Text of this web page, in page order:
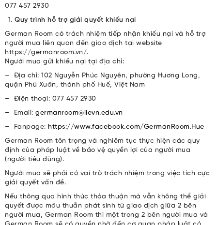
077 457 2930
Quy trình hỗ trợ giải quyết khiếu nại
German Room có trách nhiệm tiếp nhận khiếu nại và hỗ trợ
người mua liên quan đến giao dịch tại website
https://germanroom.vn/.
Người mua gửi khiếu nại tại địa chỉ:
– Địa chỉ: 102 Nguyễn Phúc Nguyên, phường Hương Long,
quận Phú Xuân, thành phố Huế, Việt Nam
– Điện thoại: 077 457 2930
– Email: germanroom@iievn.edu.vn
– Fanpage: https://www.facebook.com/GermanRoom.Hue
German Room tôn trọng và nghiêm tục thực hiện các quy
định của pháp luật về bảo vệ quyền lợi của người mua
(người tiêu dùng).
Người mua sẽ phải có vai trò trách nhiệm trong việc tích cực
giải quyết vấn đề.
Nếu thông qua hình thức thỏa thuận mà vẫn không thể giải
quyết được mâu thuẫn phát sinh từ giao dịch giữa 2 bên
người mua, German Room thì một trong 2 bên người mua và